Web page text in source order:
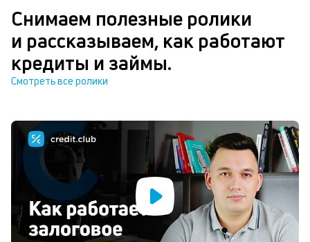
Снимаем полезные ролики
и рассказываем, как работают
кредиты и займы.
Смотреть все ролики